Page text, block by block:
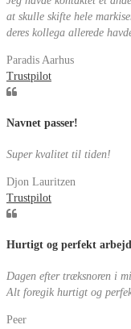
at skulle skifte hele
deres kollega allerede
Paradis Aarhus
Trustpilot
Navnet passer!
Super kvalitet til tiden!
Djon Lauritzen
Trustpilot
Hurtigt og perfekt
Dagen efter træksnoren i
Alt foregik hurtigt og
Peer